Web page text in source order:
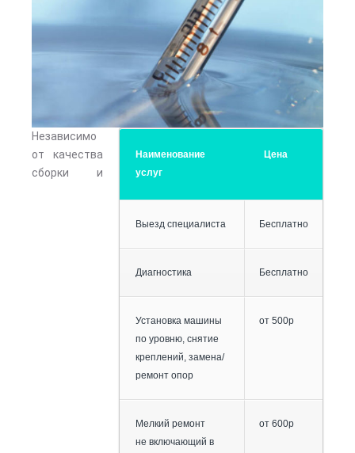
Наименование
услуг
Цена
Выезд специалиста Бесплатно
Диагностика Бесплатно
Установка машины
по уровню, снятие
креплений, замена/
ремонт опор
от 500р
Мелкий ремонт
не включающий в
от 600р
Независимо
от качества
сборки и